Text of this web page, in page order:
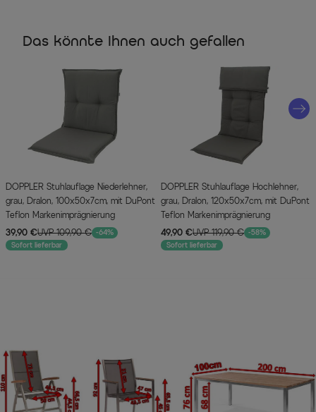
Das könnte Ihnen auch gefallen
DOPPLER Stuhlauflage Niederlehner,
grau, Dralon, 100x50x7cm, mit DuPont
Teflon Markenimprägnierung
39,90 €UVP 109,90 € -64%
Sofort lieferbar
DOPPLER Stuhlauflage Hochlehner,
grau, Dralon, 120x50x7cm, mit DuPont
Teflon Markenimprägnierung
49,90 €UVP 119,90 € -58%
Sofort lieferbar